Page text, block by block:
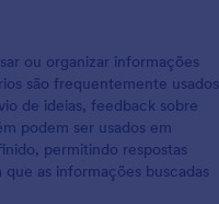
ou organizar informações
são frequentemente usados
de ideias, feedback sobre
podem ser usados em
permitindo respostas
as informações buscadas